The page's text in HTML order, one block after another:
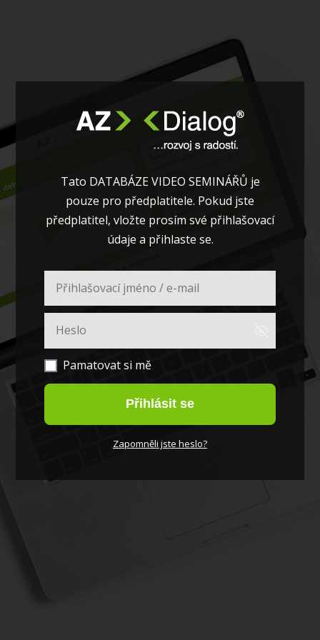
Tato DATABÁZE VIDEO SEMINÁŘŮ je
pouze pro předplatitele. Pokud jste
předplatitel, vložte prosím své přihlašovací
údaje a přihlaste se.
Pamatovat si mě
Přihlásit se
Zapomněli jste heslo?